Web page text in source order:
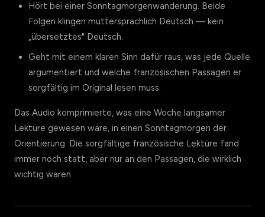
Hört bei einer Sonntagmorgenwanderung. Beide
Folgen klingen muttersprachlich Deutsch — kein
„übersetztes" Deutsch.
Geht mit einem klaren Sinn dafür raus, was jede Quelle
argumentiert und welche französischen Passagen er
sorgfältig im Original lesen muss.
Das Audio komprimierte, was eine Woche langsamer
Lektüre gewesen wäre, in einen Sonntagmorgen der
Orientierung. Die sorgfältige französische Lektüre fand
immer noch statt, aber nur an den Passagen, die wirklich
wichtig waren.